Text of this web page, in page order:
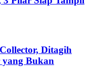
Ditagih
Bukan